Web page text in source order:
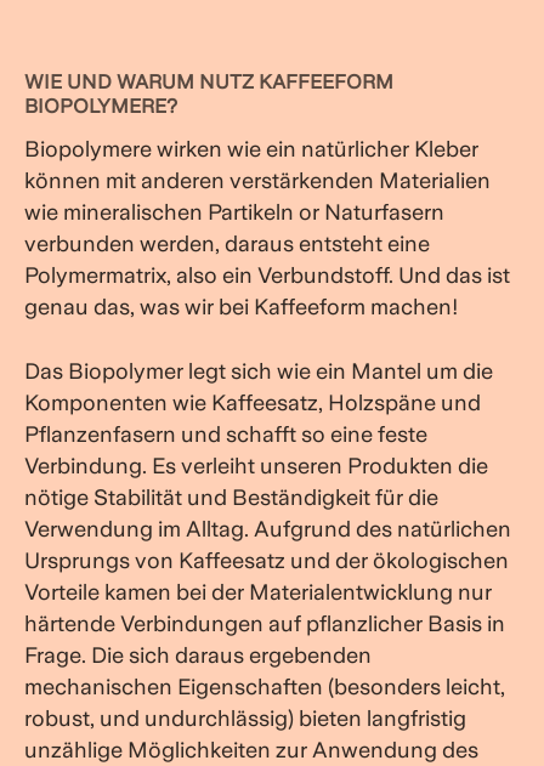
WIE UND WARUM NUTZ KAFFEEFORM
BIOPOLYMERE?
Biopolymere wirken wie ein natürlicher Kleber
können mit anderen verstärkenden Materialien
wie mineralischen Partikeln or Naturfasern
verbunden werden, daraus entsteht eine
Polymermatrix, also ein Verbundstoff. Und das ist
genau das, was wir bei Kaffeeform machen!
Das Biopolymer legt sich wie ein Mantel um die
Komponenten wie Kaffeesatz, Holzspäne und
Pflanzenfasern und schafft so eine feste
Verbindung. Es verleiht unseren Produkten die
nötige Stabilität und Beständigkeit für die
Verwendung im Alltag. Aufgrund des natürlichen
Ursprungs von Kaffeesatz und der ökologischen
Vorteile kamen bei der Materialentwicklung nur
härtende Verbindungen auf pflanzlicher Basis in
Frage. Die sich daraus ergebenden
mechanischen Eigenschaften (besonders leicht,
robust, und undurchlässig) bieten langfristig
unzählige Möglichkeiten zur Anwendung des